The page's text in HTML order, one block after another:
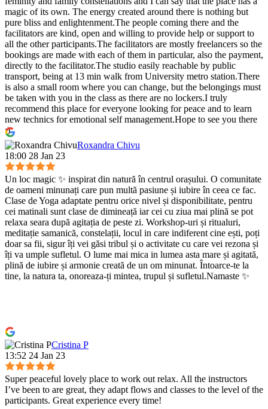
magic of its own. The energy created around there is nothing but
pure bliss and enlightenment.The people coming there and the
facilitators are kind, open and willing to provide help or support to
all the other participants.The facilitators are mostly freelancers so the
bookings are made with each of them in particular, also the payment,
directly to the facilitator.The studio easily reachable by public
transport, being at 13 min walk from University metro station.There
is also a small room where you can change, but the belongings must
be taken with you in the class as there are no lockers.I truly
recommend this place for everyone looking for peace and to learn
new technics for emotional self management.Hope to see you there
:)
Roxandra Chivu
18:00 28 Jan 23
Un loc magic ✨ inspirat din natură în centrul orașului. O comunitate
de oameni minunați care pun multă pasiune și iubire în ceea ce fac.
Clase de Yoga adaptate pentru orice nivel și disponibilitate, pentru
cei matinali sunt clase de dimineață iar cei cu ziua mai plină se pot
relaxa seara după agitația de peste zi. Workshop-uri și ritualuri,
meditație samanică, constelații, locul in care indiferent cine ești, poți
doar sa fii, sigur îți vei găsi tribul și o activitate cu care vei rezona și
îți va umple sufletul. O lume mai mica in lumea asta mare și agitată,
plină de iubire și armonie creată de un om minunat. Întoarce-te la
tine, la natura ta, onoreaza-ți mintea, trupul și sufletul.Namaste ✨
Cristina P
13:52 24 Jan 23
Super peaceful lovely place to work out relax. All the instructors
I’ve been to are great, they adapt flows and classes to the level of the
participants. Great experience every time!